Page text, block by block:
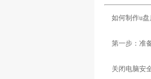
如何制作u盘
第一步：准
关闭电脑安